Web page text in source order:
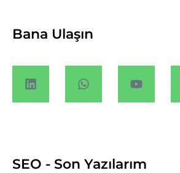
Bana Ulaşın
SEO - Son Yazılarım